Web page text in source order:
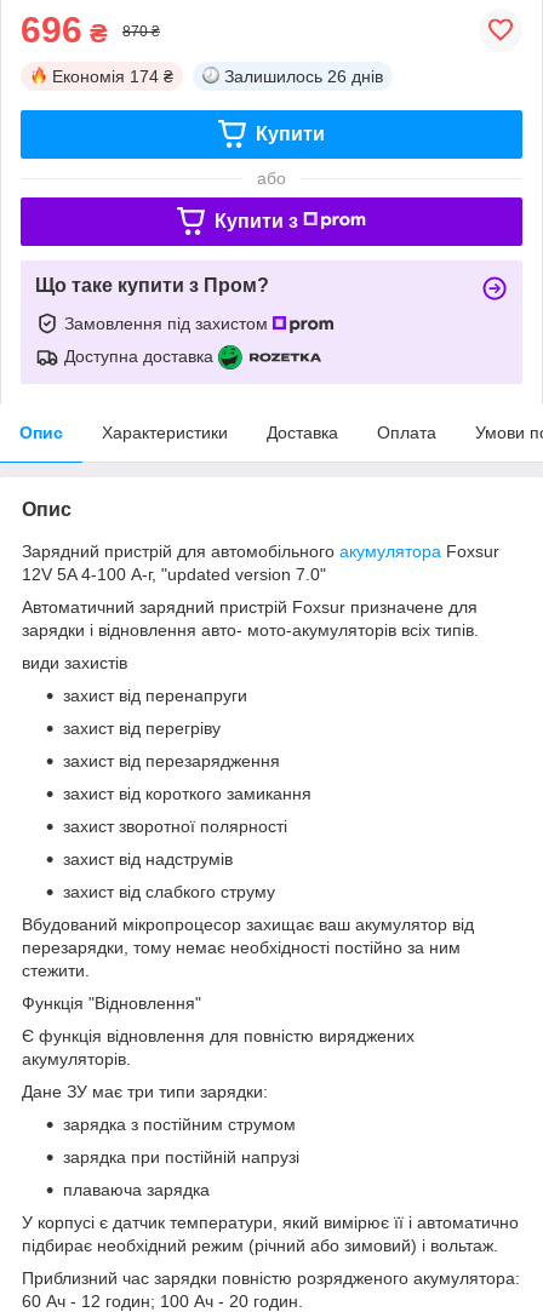
696 ₴ 870 ₴
Економія 174 ₴ Залишилось 26 днів
Купити
або
Купити з
Що таке купити з Пром?
Замовлення під захистом
Доступна доставка
Опис Характеристики Доставка Оплата Умови
Опис
Зарядний пристрій для автомобільного акумулятора Foxsur
12V 5A 4-100 А-г, "updated version 7.0"
Автоматичний зарядний пристрій Foxsur призначене для
зарядки і відновлення авто- мото-акумуляторів всіх типів.
види захистів
захист від перенапруги
захист від перегріву
захист від перезарядження
захист від короткого замикання
захист зворотної полярності
захист від надструмів
захист від слабкого струму
Вбудований мікропроцесор захищає ваш акумулятор від
перезарядки, тому немає необхідності постійно за ним
стежити.
Функція "Відновлення"
Є функція відновлення для повністю виряджених
акумуляторів.
Дане ЗУ має три типи зарядки:
зарядка з постійним струмом
зарядка при постійній напрузі
плаваюча зарядка
У корпусі є датчик температури, який вимірює її і автоматично
підбирає необхідний режим (річний або зимовий) і вольтаж.
Приблизний час зарядки повністю розрядженого акумулятора:
60 Ач - 12 годин; 100 Ач - 20 годин.